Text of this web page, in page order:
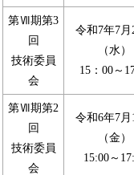
第Ⅶ期第3
回
技術委員
会
令和7年7月
（水）
15：00～
第Ⅶ期第2
回
技術委員
会
令和6年7月
（金）
15:00～